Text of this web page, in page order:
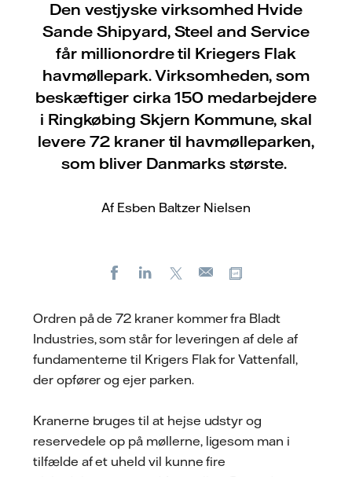
Den vestjyske virksomhed Hvide
Sande Shipyard, Steel and Service
får millionordre til Kriegers Flak
havmøllepark. Virksomheden, som
beskæftiger cirka 150 medarbejdere
i Ringkøbing Skjern Kommune, skal
levere 72 kraner til havmølleparken,
som bliver Danmarks største.
Af Esben Baltzer Nielsen
FacebookLinkedIn
E-
Ordren på de 72 kraner kommer fra Bladt
Industries, som står for leveringen af dele af
fundamenterne til Krigers Flak for Vattenfall,
der opfører og ejer parken.
Kranerne bruges til at hejse udstyr og
reservedele op på møllerne, ligesom man i
tilfælde af et uheld vil kunne fire